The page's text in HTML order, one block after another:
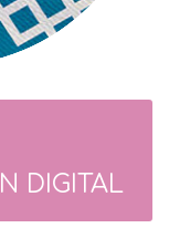
DIGITAL